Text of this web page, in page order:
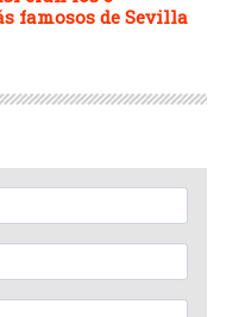
famosos de Sevilla